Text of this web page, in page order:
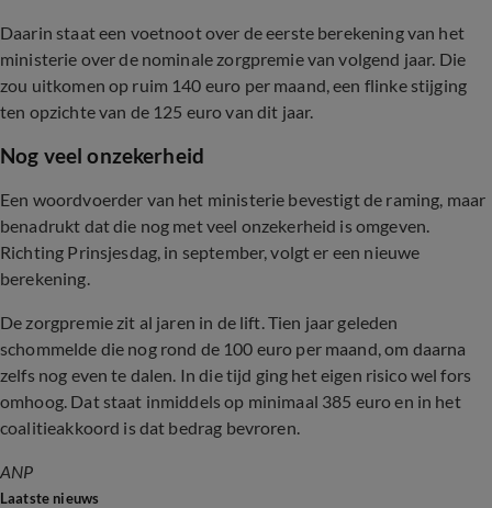
Daarin staat een voetnoot over de eerste berekening van het
ministerie over de nominale zorgpremie van volgend jaar. Die
zou uitkomen op ruim 140 euro per maand, een flinke stijging
ten opzichte van de 125 euro van dit jaar.
Nog veel onzekerheid
Een woordvoerder van het ministerie bevestigt de raming, maar
benadrukt dat die nog met veel onzekerheid is omgeven.
Richting Prinsjesdag, in september, volgt er een nieuwe
berekening.
De zorgpremie zit al jaren in de lift. Tien jaar geleden
schommelde die nog rond de 100 euro per maand, om daarna
zelfs nog even te dalen. In die tijd ging het eigen risico wel fors
omhoog. Dat staat inmiddels op minimaal 385 euro en in het
coalitieakkoord is dat bedrag bevroren.
ANP
Laatste nieuws